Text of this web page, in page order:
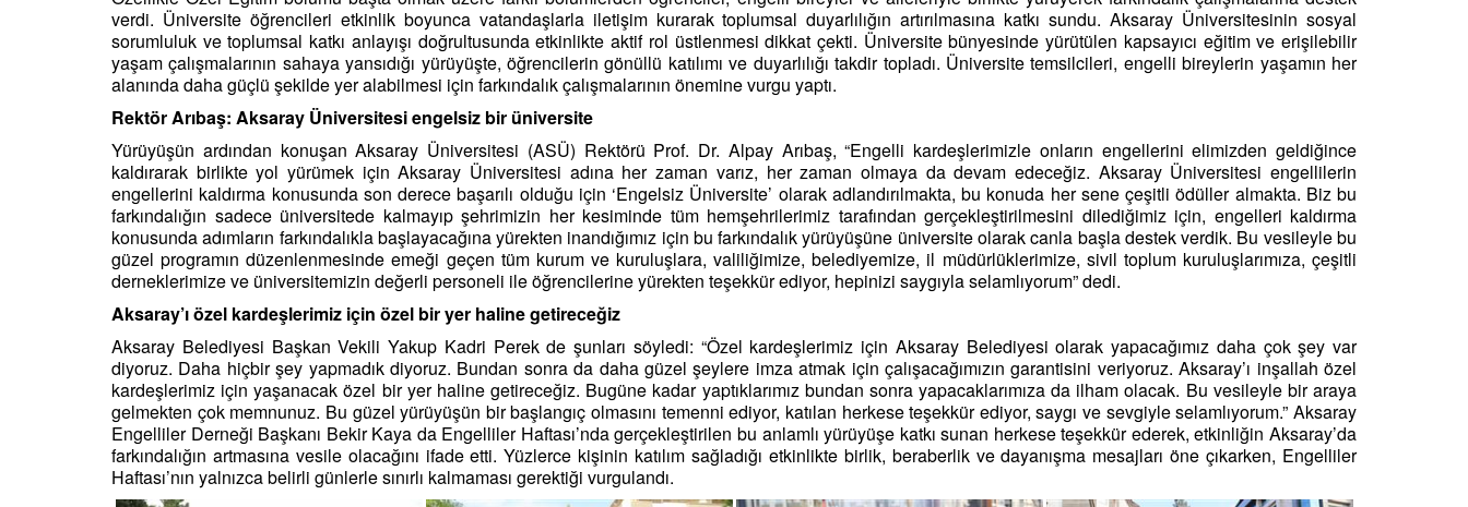
verdi. Üniversite öğrencileri etkinlik boyunca vatandaşlarla iletişim kurarak toplumsal duyarlılığın artırılmasına katkı sundu. Aksaray Üniversitesinin sosyal
sorumluluk ve toplumsal katkı anlayışı doğrultusunda etkinlikte aktif rol üstlenmesi dikkat çekti. Üniversite bünyesinde yürütülen kapsayıcı eğitim ve erişilebilir
yaşam çalışmalarının sahaya yansıdığı yürüyüşte, öğrencilerin gönüllü katılımı ve duyarlılığı takdir topladı. Üniversite temsilcileri, engelli bireylerin yaşamın her
alanında daha güçlü şekilde yer alabilmesi için farkındalık çalışmalarının önemine vurgu yaptı.
Rektör Arıbaş: Aksaray Üniversitesi engelsiz bir üniversite
Yürüyüşün ardından konuşan Aksaray Üniversitesi (ASÜ) Rektörü Prof. Dr. Alpay Arıbaş, “Engelli kardeşlerimizle onların engellerini elimizden geldiğince
kaldırarak birlikte yol yürümek için Aksaray Üniversitesi adına her zaman varız, her zaman olmaya da devam edeceğiz. Aksaray Üniversitesi engellilerin
engellerini kaldırma konusunda son derece başarılı olduğu için ‘Engelsiz Üniversite’ olarak adlandırılmakta, bu konuda her sene çeşitli ödüller almakta. Biz bu
farkındalığın sadece üniversitede kalmayıp şehrimizin her kesiminde tüm hemşehrilerimiz tarafından gerçekleştirilmesini dilediğimiz için, engelleri kaldırma
konusunda adımların farkındalıkla başlayacağına yürekten inandığımız için bu farkındalık yürüyüşüne üniversite olarak canla başla destek verdik. Bu vesileyle bu
güzel programın düzenlenmesinde emeği geçen tüm kurum ve kuruluşlara, valiliğimize, belediyemize, il müdürlüklerimize, sivil toplum kuruluşlarımıza, çeşitli
derneklerimize ve üniversitemizin değerli personeli ile öğrencilerine yürekten teşekkür ediyor, hepinizi saygıyla selamlıyorum” dedi.
Aksaray’ı özel kardeşlerimiz için özel bir yer haline getireceğiz
Aksaray Belediyesi Başkan Vekili Yakup Kadri Perek de şunları söyledi: “Özel kardeşlerimiz için Aksaray Belediyesi olarak yapacağımız daha çok şey var
diyoruz. Daha hiçbir şey yapmadık diyoruz. Bundan sonra da daha güzel şeylere imza atmak için çalışacağımızın garantisini veriyoruz. Aksaray’ı inşallah özel
kardeşlerimiz için yaşanacak özel bir yer haline getireceğiz. Bugüne kadar yaptıklarımız bundan sonra yapacaklarımıza da ilham olacak. Bu vesileyle bir araya
gelmekten çok memnunuz. Bu güzel yürüyüşün bir başlangıç olmasını temenni ediyor, katılan herkese teşekkür ediyor, saygı ve sevgiyle selamlıyorum.” Aksaray
Engelliler Derneği Başkanı Bekir Kaya da Engelliler Haftası’nda gerçekleştirilen bu anlamlı yürüyüşe katkı sunan herkese teşekkür ederek, etkinliğin Aksaray’da
farkındalığın artmasına vesile olacağını ifade etti. Yüzlerce kişinin katılım sağladığı etkinlikte birlik, beraberlik ve dayanışma mesajları öne çıkarken, Engelliler
Haftası’nın yalnızca belirli günlerle sınırlı kalmaması gerektiği vurgulandı.